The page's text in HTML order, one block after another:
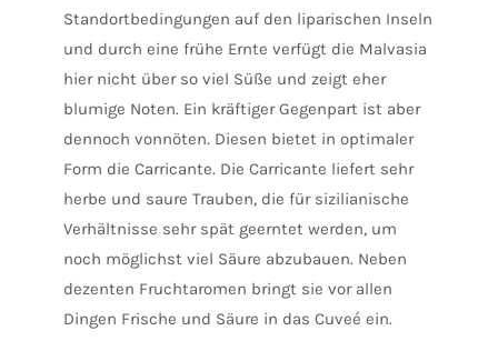
Standortbedingungen auf den liparischen Inseln
und durch eine frühe Ernte verfügt die Malvasia
hier nicht über so viel Süße und zeigt eher
blumige Noten. Ein kräftiger Gegenpart ist aber
dennoch vonnöten. Diesen bietet in optimaler
Form die Carricante. Die Carricante liefert sehr
herbe und saure Trauben, die für sizilianische
Verhältnisse sehr spät geerntet werden, um
noch möglichst viel Säure abzubauen. Neben
dezenten Fruchtaromen bringt sie vor allen
Dingen Frische und Säure in das Cuveé ein.